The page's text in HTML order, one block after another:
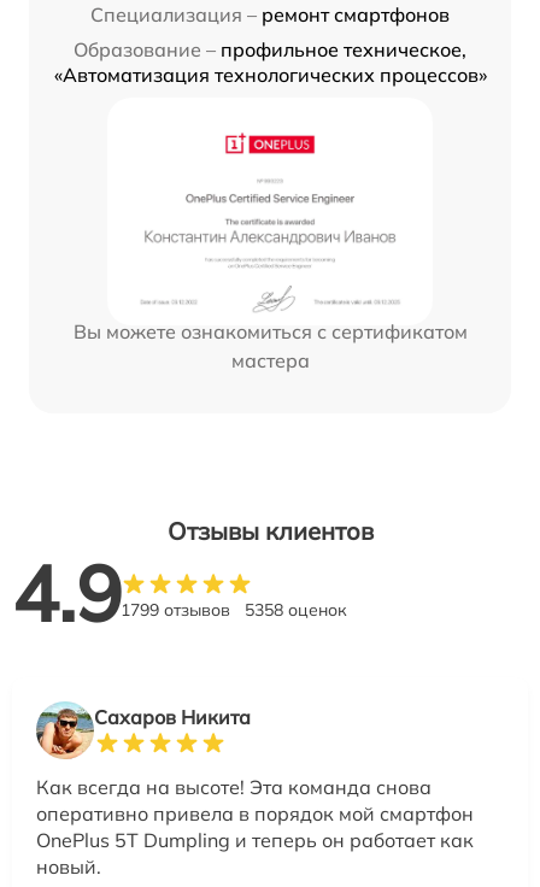
Специализация – ремонт смартфонов
Образование – профильное техническое,
«Автоматизация технологических процессов»
Вы можете ознакомиться с сертификатом
мастера
Отзывы клиентов
4.91799 отзывов 5358 оценок
Сахаров Никита
Как всегда на высоте! Эта команда снова
оперативно привела в порядок мой смартфон
OnePlus 5T Dumpling и теперь он работает как
новый.